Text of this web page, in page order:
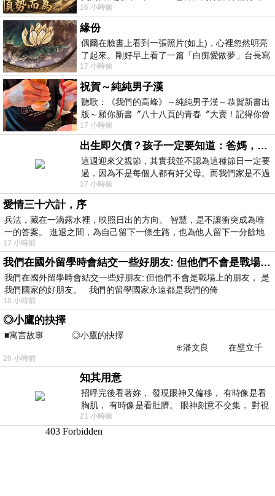
一步觀察，不會
16 小時前
緣份
偶爾在臉書上看到一張照片(如上)，心裡忽然明亮
了起來。剛好早上看了一篇「白痴愛做夢」台長寫
的貼文，在回顧年輕時瘋狂愛上
17 小時前
祝賀～純純男子漢
聽歌：《我們的高峰》～純純男子漢～恭賀新書出
版～願你新書〞八十八頁的青春〞大賣！記得你曾
經在我的版留言…「好讚的圖^^感覺大家
17 小時前
出生即欠債？孩子一定要知道：爸媽，其實我不欠你們
這週迎來父親節，其實我並不認為這種節日一定要
過，因為不是每個人都有好父母。而我們家是不過
節的，平時也沒什麼儀式感，生活趨近冷
17 小時前
愛情三十六計，序
兵法，藏在一滴露水裡，映照日出的方向。 智慧，是不讓衝突成為唯
一的答案。 進退之間，為自己留下一條生路，也為他人留下一分餘地
17 小時前
我們在國外留學時會結交一些好朋友: 但他們不會是戰場上的朋友
我們在國外留學時會結交一些好朋友: 但他們不會是戰場上的朋友， 是
我們國家的好朋友。 我們的留學國家永遠都是我們的倚
18 小時前
◎小鷹的抉擇
■寓言故事 ◎小鷹的抉擇
⊕潘文良 在壁立千
仞的懸崖上，有一座遮天蔽
20 小時前
知其用意
招呼完後看著妳， 發現眼神又偏移， 有時像是看
胸肌， 有時像是看肚臍。 眼神刻意不交集， 對視
視線不對齊， 讓我很難不
21 小時前